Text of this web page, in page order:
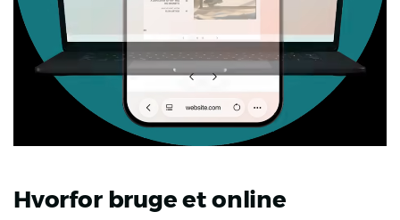
Hvorfor bruge et online